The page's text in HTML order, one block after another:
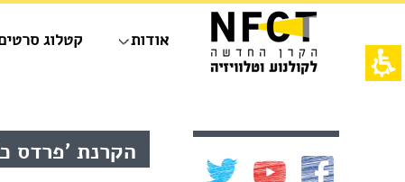
תחילתו
אינטרנט,
לחץ
אודות קטלוג
תוכן
מרכזי,
הקרנת 'פרדס